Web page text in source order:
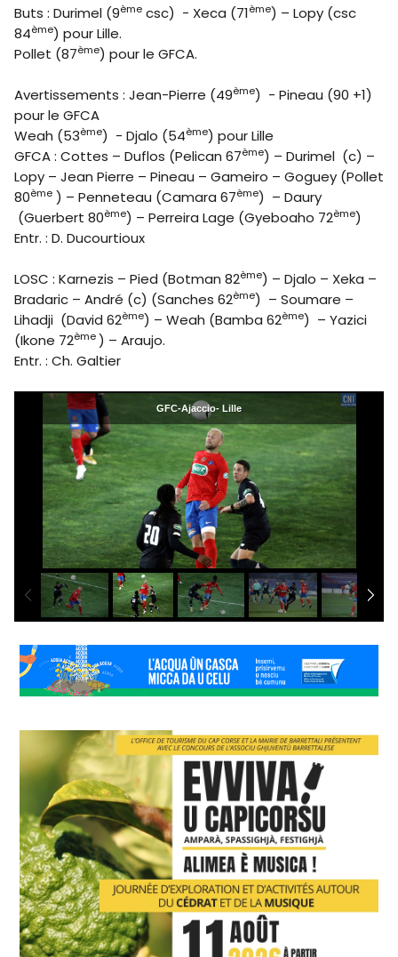
Buts : Durimel (9ème csc) - Xeca (71ème) – Lopy (csc
84ème) pour Lille.
Pollet (87ème) pour le GFCA.
Avertissements : Jean-Pierre (49ème) - Pineau (90 +1)
pour le GFCA
Weah (53ème) - Djalo (54ème) pour Lille
GFCA : Cottes – Duflos (Pelican 67ème) – Durimel (c) –
Lopy – Jean Pierre – Pineau – Gameiro – Goguey (Pollet
80ème ) – Penneteau (Camara 67ème) – Daury
(Guerbert 80ème) – Perreira Lage (Gyeboaho 72ème)
Entr. : D. Ducourtioux
LOSC : Karnezis – Pied (Botman 82ème) – Djalo – Xeka –
Bradaric – André (c) (Sanches 62ème) – Soumare –
Lihadji (David 62ème) – Weah (Bamba 62ème) – Yazici
(Ikone 72ème) – Araujo.
Entr. : Ch. Galtier